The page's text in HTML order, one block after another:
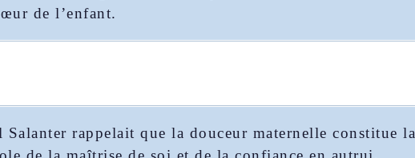
de l’enfant.
Salanter rappelait que la douceur maternelle constitue la